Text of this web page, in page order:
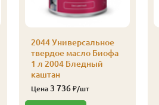
2044 Универсальное
твердое масло Биофа
1 л 2004 Бледный
каштан
Цена 3 736₽/шт